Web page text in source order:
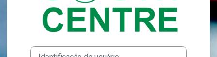
Identificação de usuário